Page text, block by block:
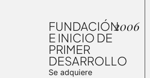
FUNDACIÓN
E INICIO DE
PRIMER
DESARROLLO
2006
Se adquiere